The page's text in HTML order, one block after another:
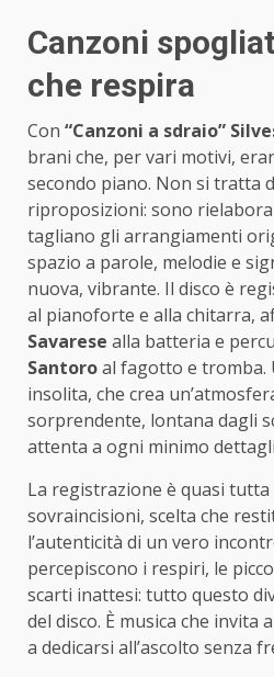
Canzoni
che respira
Con “Canzoni a sdraio”
brani che, per vari motivi,
secondo piano. Non si tratta
riproposizioni: sono
tagliano gli arrangiamenti
spazio a parole, melodie e
nuova, vibrante. Il disco è
al pianoforte e alla chitarra,
Savarese alla batteria e
Santoroal fagotto e tromba.
insolita, che crea
sorprendente, lontana dagli
attenta a ogni minimo
La registrazione è quasi tutta
sovraincisioni, scelta che
l’autenticità di un vero
percepiscono i respiri, le
scarti inattesi: tutto questo
del disco. È musica che invita
a dedicarsi all’ascolto senza